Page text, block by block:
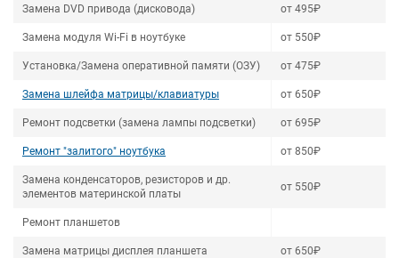
Замена DVD привода (дисковода) от 495₽
Замена модуля Wi-Fi в ноутбуке от 550₽
Установка/Замена оперативной памяти (ОЗУ) от 475₽
Замена шлейфа матрицы/клавиатуры от 650₽
Ремонт подсветки (замена лампы подсветки) от 695₽
Ремонт "залитого" ноутбука от 850₽
Замена конденсаторов, резисторов и др.
элементов материнской платы
от 550₽
Ремонт планшетов
Замена матрицы дисплея планшета от 650₽